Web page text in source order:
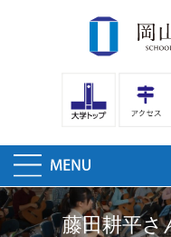
藤田耕平さ